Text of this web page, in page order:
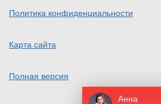
Анна
Политика конфиденциальности
Карта сайта
Полная версия